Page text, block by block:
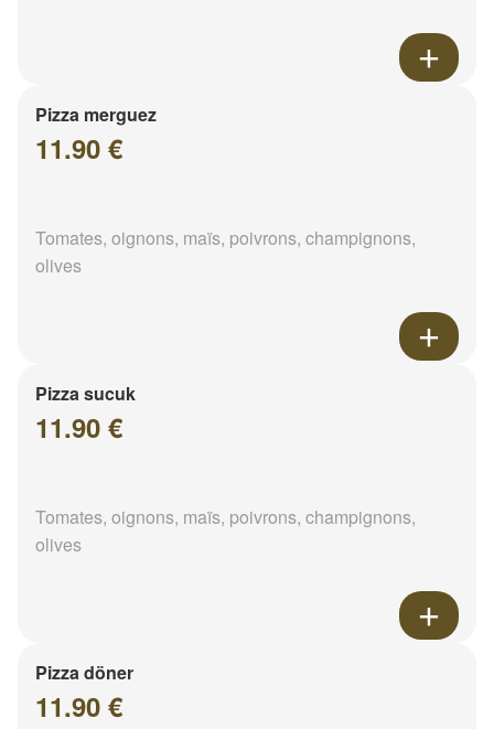
Pizza merguez
11.90 €
Tomates, oignons, maïs, poivrons, champignons,
olives
Pizza sucuk
11.90 €
Tomates, oignons, maïs, poivrons, champignons,
olives
Pizza döner
11.90 €